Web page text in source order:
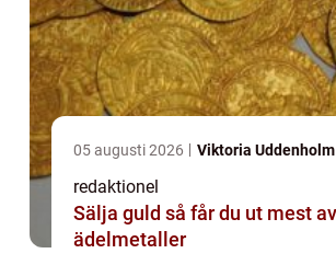
05 augusti 2026 Viktoria Uddenholm
redaktionel
Sälja guld så får du ut mest av dina
ädelmetaller